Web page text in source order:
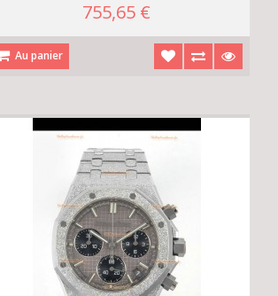
755,65 €
Au panier